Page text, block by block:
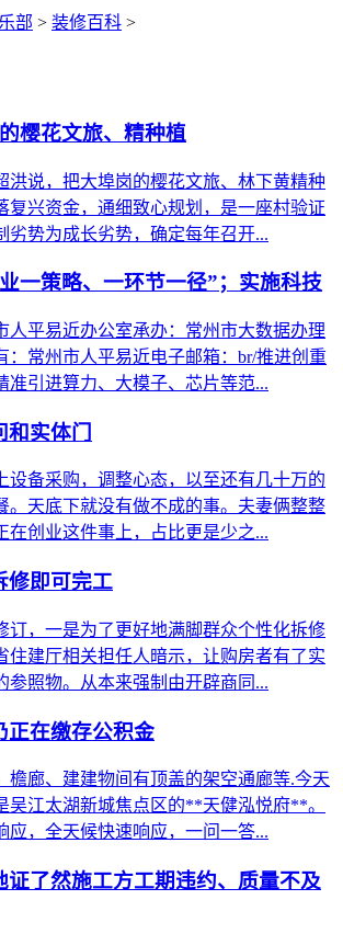
部 > 装修百科 >
樱花文旅、精种植
洪说，把大埠岗的樱花文旅、林下黄精种
复兴资金，通细致心规划，是一座村验证
劣势为成长劣势，确定每年召开...
一策略、一环节一径”；实施科技
人平易近办公室承办：常州市大数据办理
：常州市人平易近电子邮箱：br/推进创重
准引进算力、大模子、芯片等范...
和实体门
设备采购，调整心态，以至还有几十万的
。天底下就没有做不成的事。夫妻俩整整
在创业这件事上，占比更是少之...
修即可完工
订，一是为了更好地满脚群众个性化拆修
住建厅相关担任人暗示，让购房者有了实
参照物。从本来强制由开辟商同...
正在缴存公积金
檐廊、建建物间有顶盖的架空通廊等.今天
吴江太湖新城焦点区的**天健泓悦府**。
应，全天候快速响应，一问一答...
证了然施工方工期违约、质量不及